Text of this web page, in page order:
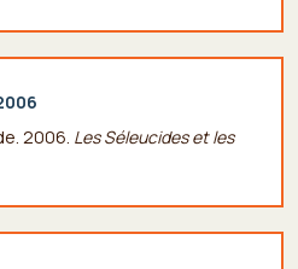
2006. Les Séleucides et les